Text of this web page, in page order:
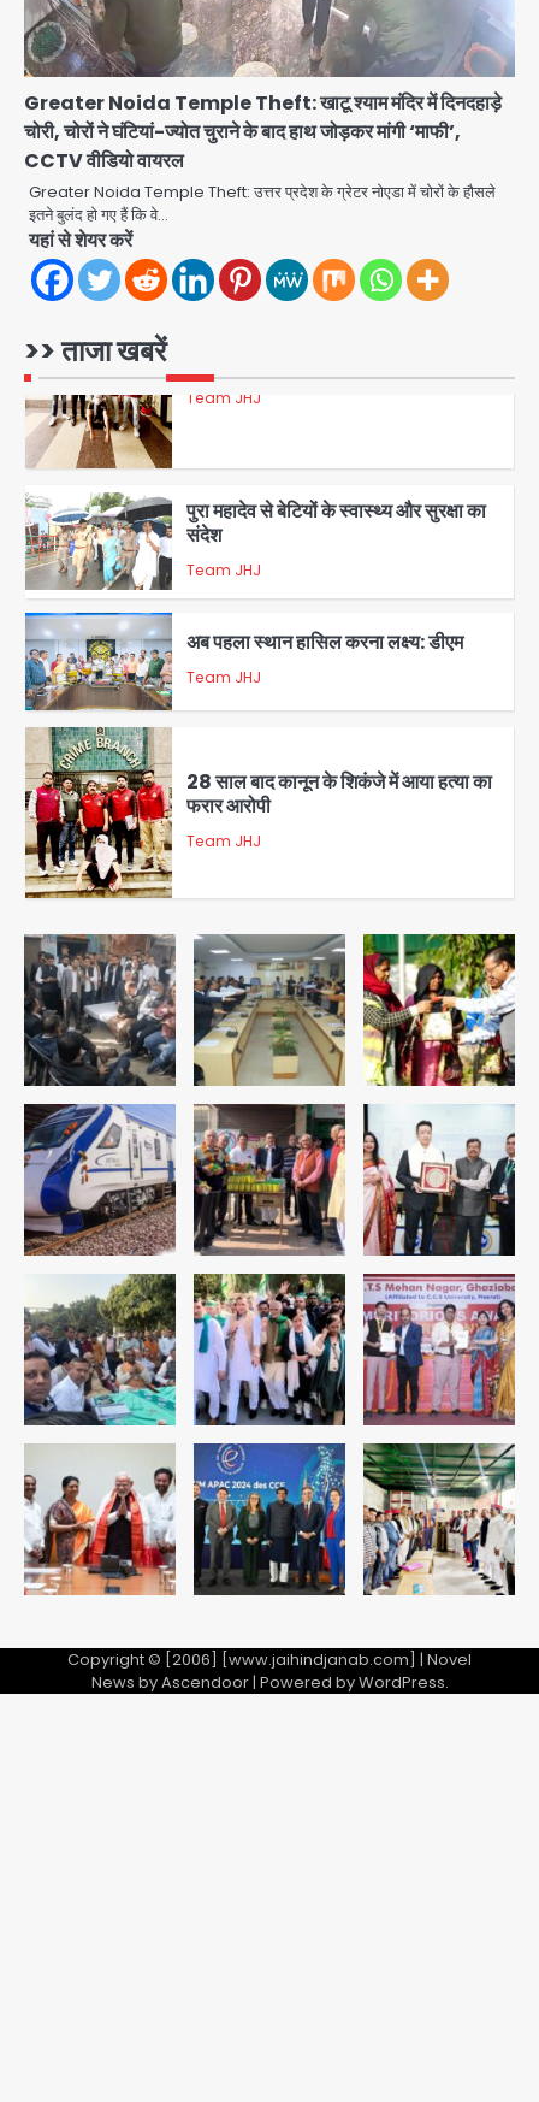
Greater Noida Temple Theft: खाटू श्याम मंदिर में दिनदहाड़े
चोरी, चोरों ने घंटियां-ज्योत चुराने के बाद हाथ जोड़कर मांगी ‘माफी’,
CCTV वीडियो वायरल
Greater Noida Temple Theft: उत्तर प्रदेश के ग्रेटर नोएडा में चोरों के हौसले
इतने बुलंद हो गए हैं कि वे…
यहां से शेयर करें
>> ताजा खबरें
4
डबल मर्डर का मुख्य साजिशकर्ता क्राइम ब्रांच
के हत्थे
Team JHJ
5
से गिरफ्तार
Team JHJ
पुरा महादेव से बेटियों के स्वास्थ्य और सुरक्षा का
2
अब पहला स्थान हासिल करना लक्ष्य: डीएम
Team JHJ
3
28 साल बाद कानून के शिकंजे में आया हत्या का
4
के हत्थे
Team JHJ
5
रोहित चौधरी गैंग का कुख्यात बदमाश राजस्थान
से गिरफ्तार
Team JHJ
1
पुरा महादेव से बेटियों के स्वास्थ्य और सुरक्षा का
संदेश
Team JHJ
अब पहला स्थान हासिल करना लक्ष्य: डीएम
Team JHJ
3
28 साल बाद कानून के शिकंजे में आया हत्या का
फरार आरोपी
Team JHJ
Copyright © [2006] [www.jaihindjanab.com] | Novel
News byAscendoor| Powered byWordPress.